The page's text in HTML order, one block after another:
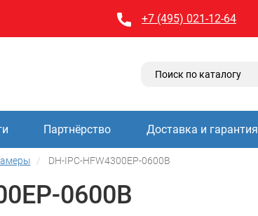
+7 (495) 021-12-64
Партнёрство Доставка и гарантия
DH-IPC-HFW4300EP-0600B
0600B